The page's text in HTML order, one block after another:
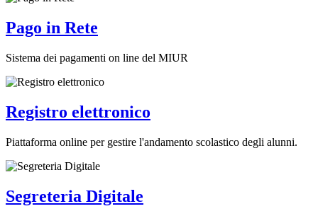
Pago in Rete
Sistema dei pagamenti on line del MIUR
Registro elettronico
Piattaforma online per gestire l'andamento scolastico degli alunni.
Segreteria Digitale